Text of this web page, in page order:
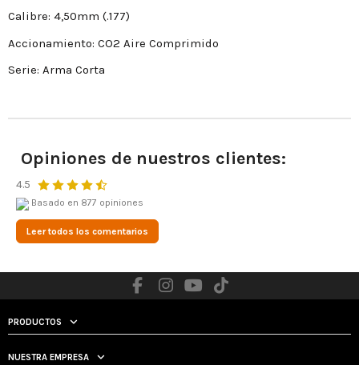
Calibre: 4,50mm (.177)
Accionamiento: CO2 Aire Comprimido
Serie: Arma Corta
Opiniones de nuestros clientes:
4.5
Basado en 877 opiniones
Leer todos los comentarios
PRODUCTOS
NUESTRA EMPRESA